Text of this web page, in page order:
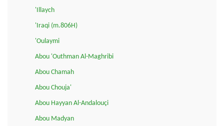
'Illaych
'Iraqi (m.806H)
'Oulaymi
Abou 'Outhman Al-Maghribi
Abou Chamah
Abou Chouja'
Abou Hayyan Al-Andalouçi
Abou Madyan